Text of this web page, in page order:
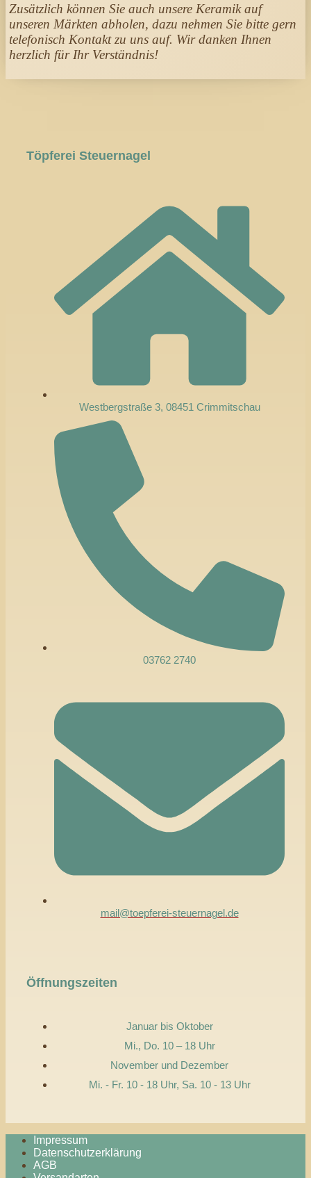
Zusätzlich können Sie auch unsere Keramik auf
unseren Märkten abholen, dazu nehmen Sie bitte gern
telefonisch Kontakt zu uns auf. Wir danken Ihnen
herzlich für Ihr Verständnis!
Töpferei Steuernagel
Westbergstraße 3, 08451 Crimmitschau
03762 2740
mail@toepferei-steuernagel.de
Öffnungszeiten
Januar bis Oktober
Mi., Do. 10 – 18 Uhr
November und Dezember
Mi. - Fr. 10 - 18 Uhr, Sa. 10 - 13 Uhr
Impressum
Datenschutzerklärung
AGB